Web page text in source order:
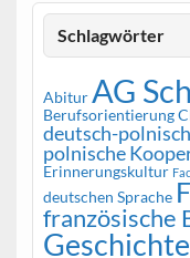
Schlagwörter
Abitur AG
Berufsorientierung
deutsch-
polnische
Erinnerungskultur
deutschen Sprache
französische
Geschichte